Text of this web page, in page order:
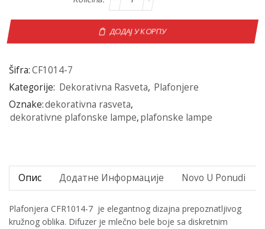
ДОДАЈ У КОРПУ
Šifra:CF1014-7
Kategorije: Dekorativna Rasveta, Plafonjere
Oznake:dekorativna rasveta,
dekorativne plafonske lampe,plafonske lampe
Опис Додатне Информације Novo U Ponudi
Plafonjera CFR1014-7 je elegantnog dizajna prepoznatljivog
kružnog oblika. Difuzer je mlečno bele boje sa diskretnim